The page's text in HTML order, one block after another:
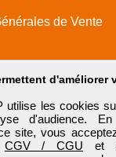
d'améliorer
utilise les cookies
d'audience.
site, vous
CGV / CGU et
de Vente